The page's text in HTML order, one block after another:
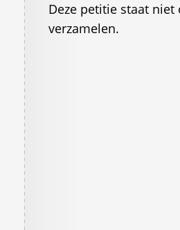
Deze petitie staat
verzamelen.